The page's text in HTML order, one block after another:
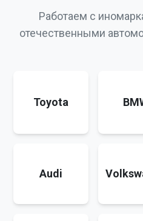
Работаем с
отечественными
Toyota
Audi